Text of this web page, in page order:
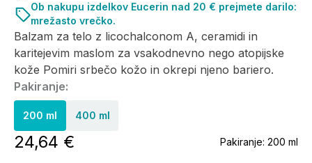
Balzam za telo z licochalconom A, ceramidi in
karitejevim maslom za vsakodnevno nego atopijske
kože Pomiri srbečo kožo in okrepi njeno bariero.
Pakiranje:
200 ml 400 ml
24,64 € Pakiranje: 200 ml
Ob nakupu izdelkov Eucerin nad 20 € prejmete darilo:
mrežasto vrečko.